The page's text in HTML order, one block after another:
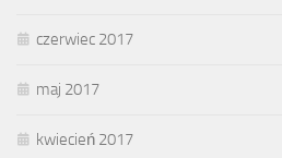
czerwiec 2017
maj 2017
kwiecień 2017